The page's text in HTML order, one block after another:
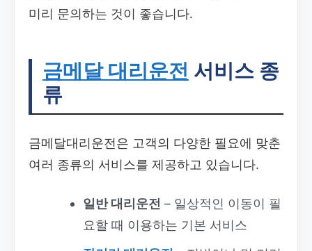
미리 문의하는 것이 좋습니다.
금메달 대리운전 서비스 종
류
금메달대리운전은 고객의 다양한 필요에 맞춘
여러 종류의 서비스를 제공하고 있습니다.
일반 대리운전 – 일상적인 이동이 필
요할 때 이용하는 기본 서비스